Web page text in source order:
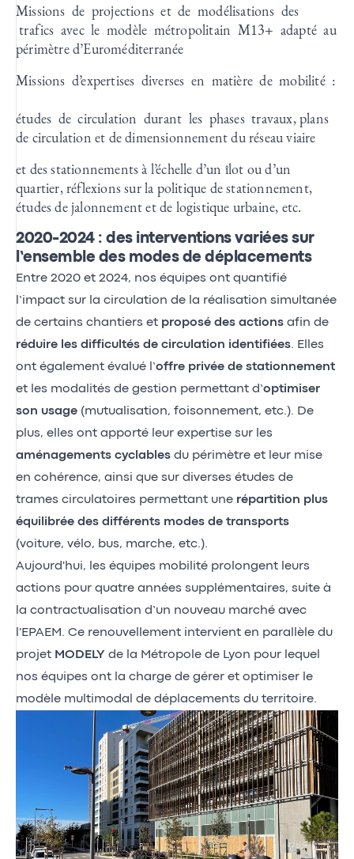
Missions de projections et de modélisations des
trafics avec le modèle métropolitain M13+ adapté au
périmètre d’Euroméditerranée
Missions d’expertises diverses en matière de mobilité :
études de circulation durant les phases travaux, plans
de circulation et de dimensionnement du réseau viaire
et des stationnements à l’échelle d’un îlot ou d’un
quartier, réflexions sur la politique de stationnement,
études de jalonnement et de logistique urbaine, etc.
2020-2024 : des interventions variées sur
l’ensemble des modes de déplacements
Entre 2020 et 2024, nos équipes ont quantifié
l’impact sur la circulation de la réalisation simultanée
de certains chantiers et proposé des actions afin de
réduire les difficultés de circulation identifiées. Elles
ont également évalué l’offre privée de stationnement
et les modalités de gestion permettant d’optimiser
son usage (mutualisation, foisonnement, etc.). De
plus, elles ont apporté leur expertise sur les
aménagements cyclables du périmètre et leur mise
en cohérence, ainsi que sur diverses études de
trames circulatoires permettant une répartition plus
équilibrée des différents modes de transports
(voiture, vélo, bus, marche, etc.).
Aujourd'hui, les équipes mobilité prolongent leurs
actions pour quatre années supplémentaires, suite à
la contractualisation d’un nouveau marché avec
l'EPAEM. Ce renouvellement intervient en parallèle du
projet MODELY de la Métropole de Lyon pour lequel
nos équipes ont la charge de gérer et optimiser le
modèle multimodal de déplacements du territoire.